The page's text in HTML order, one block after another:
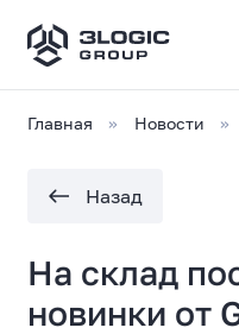
Главная Новости
Назад
На склад
новинки от